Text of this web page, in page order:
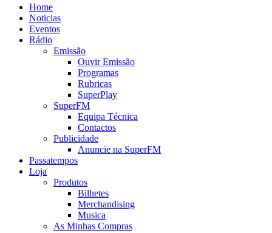
Home
Noticias
Eventos
Rádio
Emissão
Ouvir Emissão
Programas
Rubricas
SuperPlay
SuperFM
Equipa Técnica
Contactos
Publicidade
Anuncie na SuperFM
Passatempos
Loja
Produtos
Bilhetes
Merchandising
Musica
As Minhas Compras